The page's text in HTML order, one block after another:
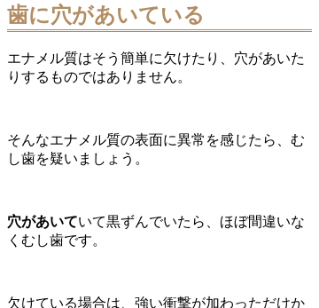
歯に穴があいている
エナメル質はそう簡単に欠けたり、穴があいた
りするものではありません。
そんなエナメル質の表面に異常を感じたら、む
し歯を疑いましょう。
穴があいていて黒ずんでいたら、ほぼ間違いな
くむし歯です。
欠けている場合は、強い衝撃が加わっただけか